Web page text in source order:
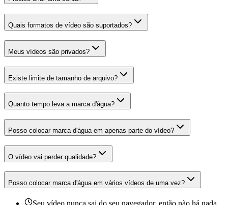
Quais formatos de vídeo são suportados?
Meus vídeos são privados?
Existe limite de tamanho de arquivo?
Quanto tempo leva a marca d'água?
Posso colocar marca d'água em apenas parte do vídeo?
O vídeo vai perder qualidade?
Posso colocar marca d'água em vários vídeos de uma vez?